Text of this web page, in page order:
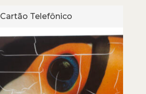
Cartão Telefônico